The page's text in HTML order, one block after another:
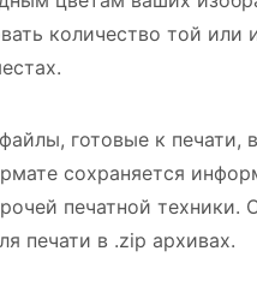
количество той или
готовые к печати,
сохраняется
печатной техники.
печати в .zip архивах.